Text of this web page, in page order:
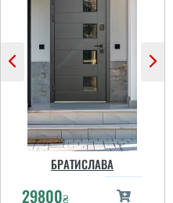
БРАТИСЛАВА
29800₴